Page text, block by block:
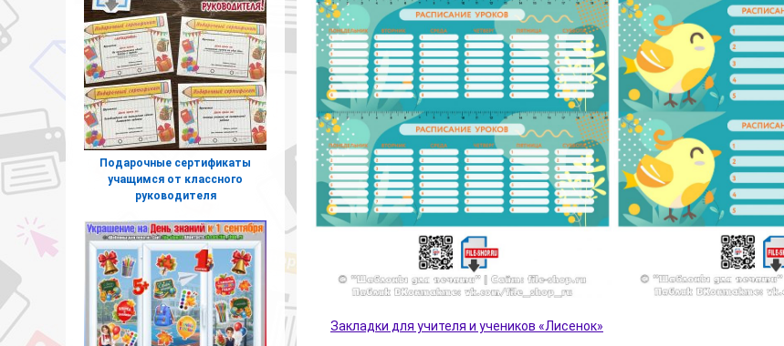
Закладки для учителя и учеников «Лисенок»
Подарочные сертификаты
учащимся от классного
руководителя